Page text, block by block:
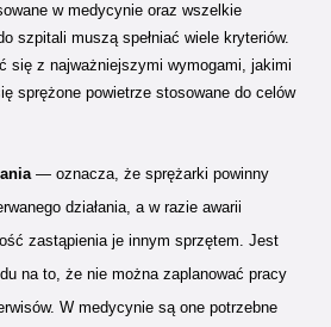
w medycynie oraz wszelkie
szpitali muszą spełniać wiele kryteriów.
się z najważniejszymi wymogami, jakimi
sprężone powietrze stosowane do celów
— oznacza, że sprężarki powinny
działania, a w razie awarii
zastąpienia je innym sprzętem. Jest
na to, że nie można zaplanować pracy
W medycynie są one potrzebne